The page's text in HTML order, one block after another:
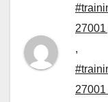
,